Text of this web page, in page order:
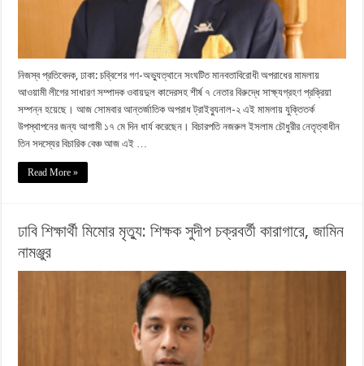
নিজস্ব প্রতিবেদক, ঢাকা: চব্বিশের গণ-অভ্যুত্থানে সংঘটিত মানবতাবিরোধী অপরাধের মামলায়
আওয়ামী লীগের সাধারণ সম্পাদক ওবায়দুল কাদেরসহ শীর্ষ ৭ নেতার বিরুদ্ধে সাক্ষ্যগ্রহণ প্রক্রিয়া
সম্পন্ন হয়েছে। আজ সোমবার আন্তর্জাতিক অপরাধ ট্রাইব্যুনাল-২ এই মামলায় যুক্তিতর্ক
উপস্থাপনের জন্য আগামী ১৭ মে দিন ধার্য করেছেন। বিচারপতি নজরুল ইসলাম চৌধুরীর নেতৃত্বাধীন
তিন সদস্যের বিচারিক বেঞ্চ আজ এই …
Read More »
ঢাবি শিক্ষার্থী মিমোর মৃত্যু: শিক্ষক সুদীপ চক্রবর্তী কারাগারে, জামিন
নামঞ্জুর